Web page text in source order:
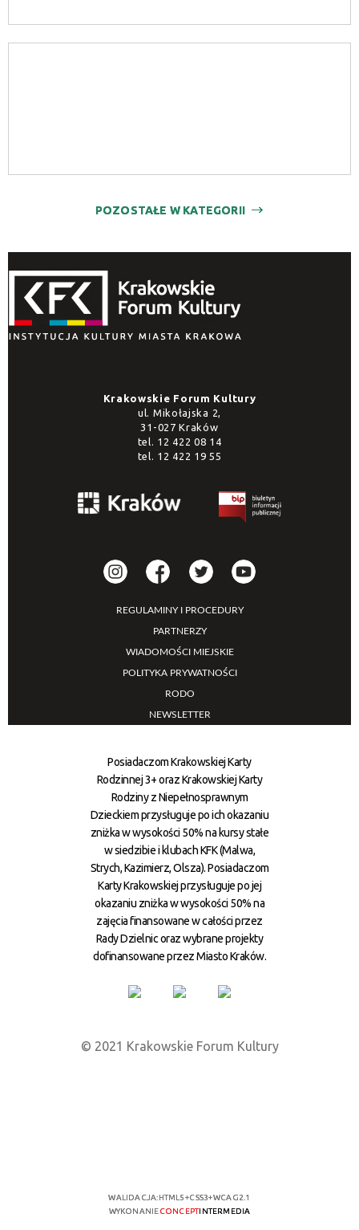
POZOSTAŁE W KATEGORII
Krakowskie Forum Kultury
ul. Mikołajska 2,
31-027 Kraków
tel. 12 422 08 14
tel. 12 422 19 55
REGULAMINY I PROCEDURY
PARTNERZY
WIADOMOŚCI MIEJSKIE
POLITYKA PRYWATNOŚCI
RODO
NEWSLETTER
Posiadaczom Krakowskiej Karty
Rodzinnej 3+ oraz Krakowskiej Karty
Rodziny z Niepełnosprawnym
Dzieckiem przysługuje po ich okazaniu
zniżka w wysokości 50% na kursy stałe
w siedzibie i klubach KFK (Malwa,
Strych, Kazimierz, Olsza). Posiadaczom
Karty Krakowskiej przysługuje po jej
okazaniu zniżka w wysokości 50% na
zajęcia finansowane w całości przez
Rady Dzielnic oraz wybrane projekty
dofinansowane przez Miasto Kraków.
© 2021 Krakowskie Forum Kultury
WALIDACJA:HTML5+CSS3+WCAG 2.1
WYKONANIECONCEPTINTERMEDIA